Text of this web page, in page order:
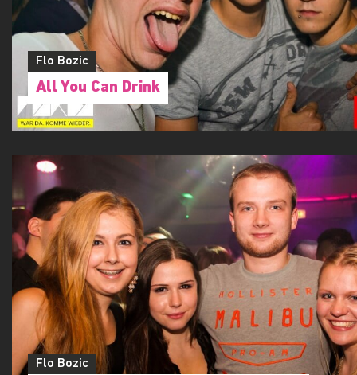
Flo Bozic
All You Can Drink
Flo Bozic